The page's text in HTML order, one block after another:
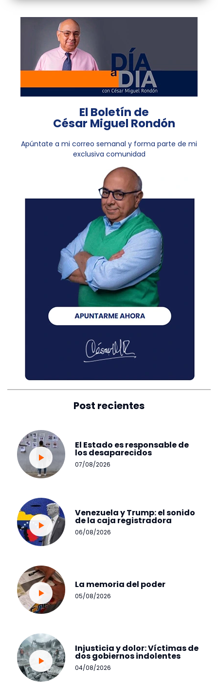
El Boletín de
César Miguel Rondón
Apúntate a mi correo semanal y forma parte de mi
exclusiva comunidad
Post recientes
El Estado es responsable de
los desaparecidos
07/08/2026
Venezuela y Trump: el sonido
de la caja registradora
06/08/2026
La memoria del poder
05/08/2026
Injusticia y dolor: Víctimas de
dos gobiernos indolentes
04/08/2026